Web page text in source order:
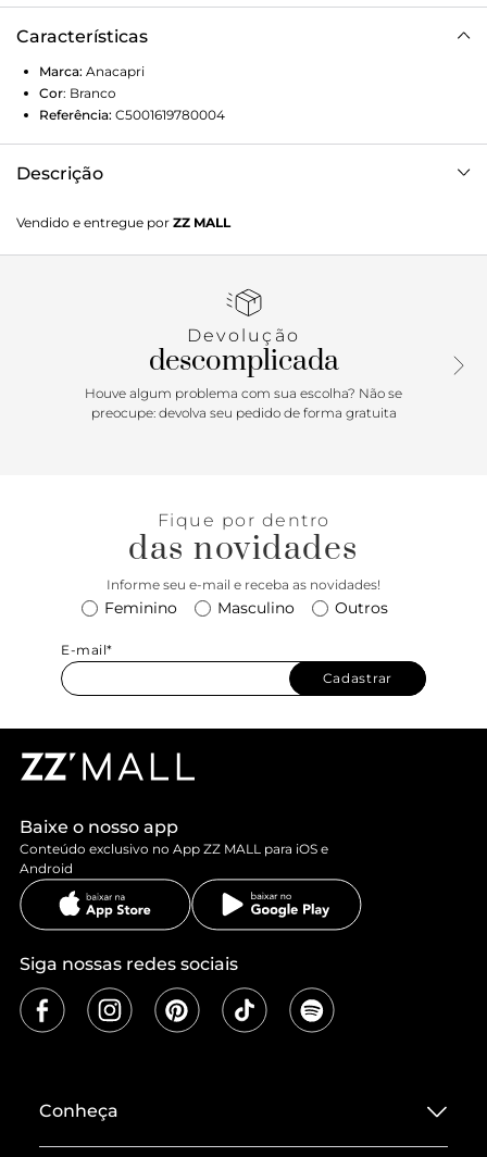
Características
Marca: Anacapri
Cor: Branco
Referência: C5001619780004
Descrição
na cor branca. O modelo de material similar ao couro
possui shape retangular, com detalhe em costura
bolsa. No tamanho M, traz alça longa regulável e removível
com botão de pressão em ímã, estilo carteiro. Na parte
interna, traz forro especial colorido e etiqueta
emborrachada exclusiva Anacapri. Com aplicação de pin
metálico Anacapri, centralizado na parte inferior do tampo,
precisa com charme e praticidade. Vai ser sua favorita para
toda e qualquer produção!
Vendido e entregue por ZZ MALL
Devolução
descomplicada
Houve algum problema com sua escolha? Não se
preocupe: devolva seu pedido de forma gratuita
Fique por dentro
das novidades
Informe seu e-mail e receba as novidades!
Feminino Masculino Outros
E-mail*
Cadastrar
Baixe o nosso app
Conteúdo exclusivo no App ZZ MALL para iOS e
Android
Siga nossas redes sociais
Conheça